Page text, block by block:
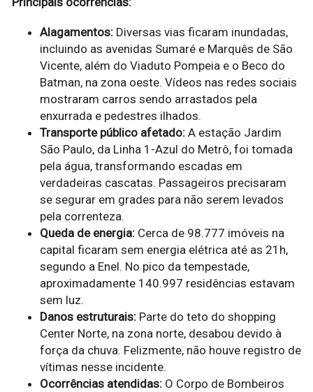
Alagamentos: Diversas vias ficaram inundadas,
incluindo as avenidas Sumaré e Marquês de São
Vicente, além do Viaduto Pompeia e o Beco do
Batman, na zona oeste. Vídeos nas redes sociais
mostraram carros sendo arrastados pela
enxurrada e pedestres ilhados.
Transporte público afetado: A estação Jardim
São Paulo, da Linha 1-Azul do Metrô, foi tomada
pela água, transformando escadas em
verdadeiras cascatas. Passageiros precisaram
se segurar em grades para não serem levados
pela correnteza.
Queda de energia: Cerca de 98.777 imóveis na
capital ficaram sem energia elétrica até as 21h,
segundo a Enel. No pico da tempestade,
aproximadamente 140.997 residências estavam
sem luz.
Danos estruturais: Parte do teto do shopping
Center Norte, na zona norte, desabou devido à
força da chuva. Felizmente, não houve registro de
vítimas nesse incidente.
Ocorrências atendidas: O Corpo de Bombeiros